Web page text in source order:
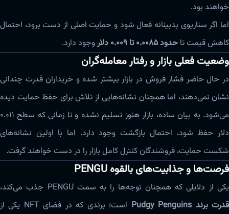
خواهند بود.
اما اگر سناریوی بدبینانه فعال شود و حمایت اصلی از دست برود، احتمال
کاهش قیمت تا حدود ۰.۰۰۸۵ تا ۰.۰۰۹ دلار وجود دارد.
وضعیت فعلی بازار و رفتار معامله‌گران
در حال حاضر فشار فروش در بازار بیشتر شده و خریداران قدرت چندانی
نشان نمی‌دهند، اما همچنان نشانه‌هایی از تلاش برای حفظ حمایت دیده
می‌شود. به بیان ساده، بازار هنوز تسلیم نشده و تا زمانی که سطح ۰.۰۱۱
دلار حفظ شود، احتمال بازگشت وجود دارد. اما با اولین نشانه‌های
شکست حمایت، فروشندگان کنترل کامل بازار را در دست خواهند گرفت.
فرصت‌ها و جذابیت‌های بالقوه PENGU
یکی از دلایلی که همچنان توجه‌ها را به سمت PENGU جذب می‌کند،
قدرت برند Pudgy Penguins
است؛ برندی که در فضای NFT یکی از